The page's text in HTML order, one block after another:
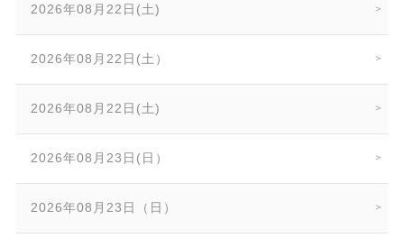
2026年08月22日(土)
2026年08月22日(土）
2026年08月22日(土)
2026年08月23日(日）
2026年08月23日（日）